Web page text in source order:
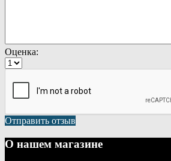
Оценка:
Отправить отзыв
О нашем магазине